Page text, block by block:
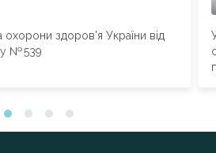
охорони здоров’я України від
№ 539